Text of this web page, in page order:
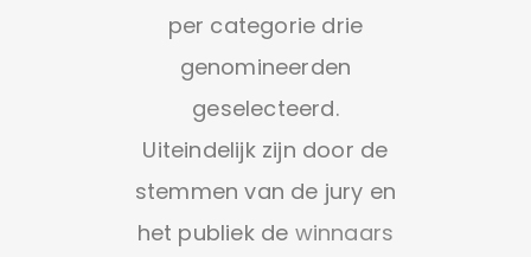
per categorie drie
genomineerden
geselecteerd.
Uiteindelijk zijn door de
stemmen van de jury en
het publiek de winnaars